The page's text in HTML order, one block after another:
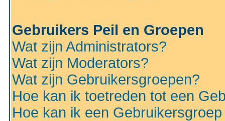
Gebruikers Peil en Groepen
Wat zijn Administrators?
Wat zijn Moderators?
Wat zijn Gebruikersgroepen?
Hoe kan ik toetreden tot een
Hoe kan ik een